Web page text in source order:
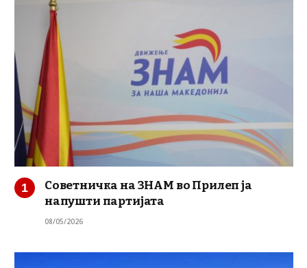
Советничка на ЗНАМ во Прилеп ја
напушти партијата
08/05/2026